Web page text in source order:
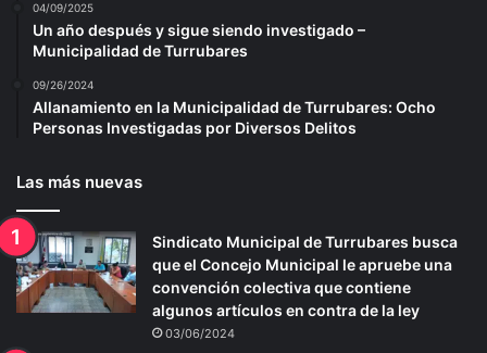
04/09/2025
Un año después y sigue siendo investigado –
Municipalidad de Turrubares
09/26/2024
Allanamiento en la Municipalidad de Turrubares: Ocho
Personas Investigadas por Diversos Delitos
Las más nuevas
Sindicato Municipal de Turrubares busca
que el Concejo Municipal le apruebe una
convención colectiva que contiene
algunos artículos en contra de la ley
03/06/2024